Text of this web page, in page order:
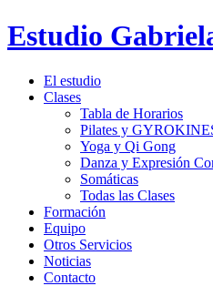
Estudio
El estudio
Clases
Tabla de Horarios
Pilates y
Yoga y Qi Gong
Danza y Expresión
Somáticas
Todas las Clases
Formación
Equipo
Otros Servicios
Noticias
Contacto